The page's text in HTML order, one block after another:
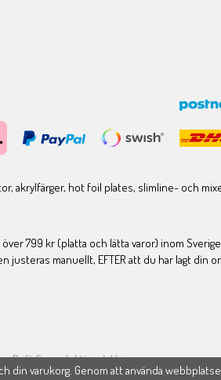
akrylfärger, hot foil plates, slimline- och
799 kr (platta och lätta varor) inom
justeras manuellt, EFTER att du har lagt din
Drift & produktion:Wikinggruppen
din varukorg. Genom att använda